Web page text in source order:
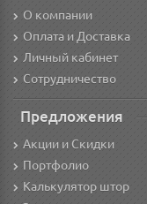
О компании
Оплата и Доставка
Личный кабинет
Сотрудничество
Предложения
Акции и Скидки
Портфолио
Калькулятор штор